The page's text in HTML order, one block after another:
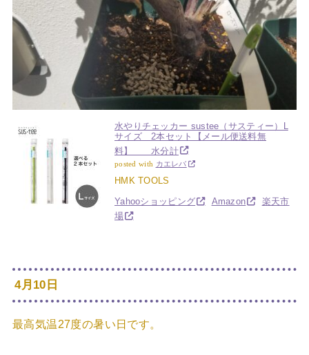
水やりチェッカー sustee（サスティー）L
サイズ 2本セット【メール便送料無
料】 水分計
posted with カエレバ
HMK TOOLS
Yahooショッピング Amazon
楽天市
場
4月10日
最高気温27度の暑い日です。